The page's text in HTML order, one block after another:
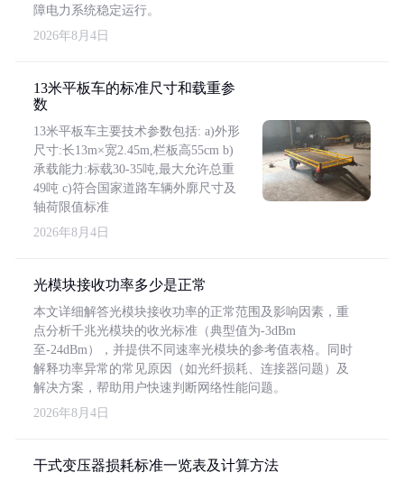
障电力系统稳定运行。
2026年8月4日
13米平板车的标准尺寸和载重参
数
13米平板车主要技术参数包括: a)外形
尺寸:长13m×宽2.45m,栏板高55cm b)
承载能力:标载30-35吨,最大允许总重
49吨 c)符合国家道路车辆外廓尺寸及
轴荷限值标准
2026年8月4日
光模块接收功率多少是正常
本文详细解答光模块接收功率的正常范围及影响因素，重
点分析千兆光模块的收光标准（典型值为-3dBm
至-24dBm），并提供不同速率光模块的参考值表格。同时
解释功率异常的常见原因（如光纤损耗、连接器问题）及
解决方案，帮助用户快速判断网络性能问题。
2026年8月4日
干式变压器损耗标准一览表及计算方法